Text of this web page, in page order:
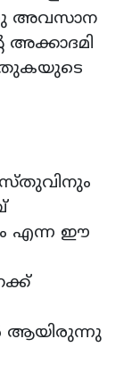
അവസാന
അക്കാദമി
എന്ന ഈ
ആയിരുന്നു